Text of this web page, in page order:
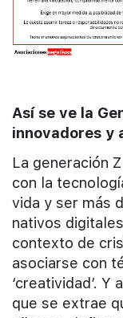
Así se ve la
innovadores y
La generación
con la
vida y ser más
nativos
contexto de
asociarse con
‘creatividad’.
que se extrae